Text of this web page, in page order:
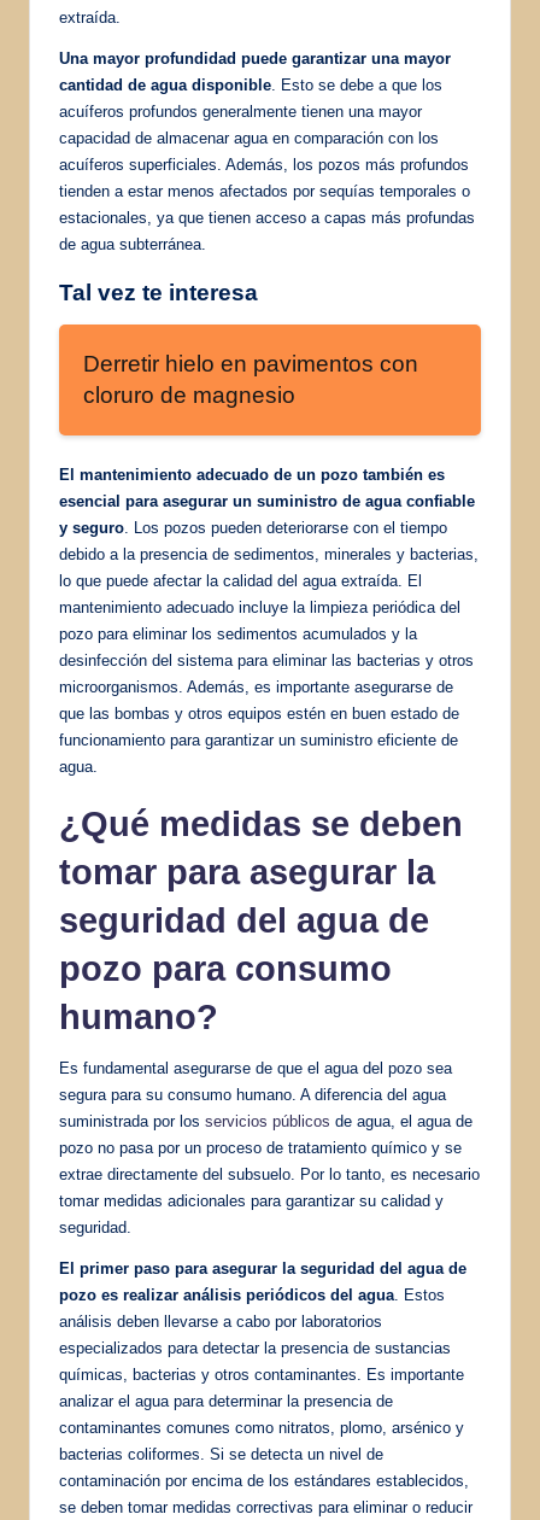
extraída.
Una mayor profundidad puede garantizar una mayor
cantidad de agua disponible . Esto se debe a que los
acuíferos profundos generalmente tienen una mayor
capacidad de almacenar agua en comparación con los
acuíferos superficiales. Además, los pozos más profundos
tienden a estar menos afectados por sequías temporales o
estacionales, ya que tienen acceso a capas más profundas
de agua subterránea.
Tal vez te interesa
Derretir hielo en pavimentos con
cloruro de magnesio
El mantenimiento adecuado de un pozo también es
esencial para asegurar un suministro de agua confiable
y seguro . Los pozos pueden deteriorarse con el tiempo
debido a la presencia de sedimentos, minerales y bacterias,
lo que puede afectar la calidad del agua extraída. El
mantenimiento adecuado incluye la limpieza periódica del
pozo para eliminar los sedimentos acumulados y la
desinfección del sistema para eliminar las bacterias y otros
microorganismos. Además, es importante asegurarse de
que las bombas y otros equipos estén en buen estado de
funcionamiento para garantizar un suministro eficiente de
agua.
¿Qué medidas se deben
tomar para asegurar la
seguridad del agua de
pozo para consumo
humano?
Es fundamental asegurarse de que el agua del pozo sea
segura para su consumo humano. A diferencia del agua
suministrada por los servicios públicos de agua, el agua de
pozo no pasa por un proceso de tratamiento químico y se
extrae directamente del subsuelo. Por lo tanto, es necesario
tomar medidas adicionales para garantizar su calidad y
seguridad.
El primer paso para asegurar la seguridad del agua de
pozo es realizar análisis periódicos del agua . Estos
análisis deben llevarse a cabo por laboratorios
especializados para detectar la presencia de sustancias
químicas, bacterias y otros contaminantes. Es importante
analizar el agua para determinar la presencia de
contaminantes comunes como nitratos, plomo, arsénico y
bacterias coliformes. Si se detecta un nivel de
contaminación por encima de los estándares establecidos,
se deben tomar medidas correctivas para eliminar o reducir